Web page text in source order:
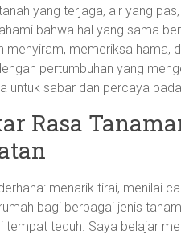
yang terjaga, air yang
bahwa hal yang sama
menyiram, memeriksa hama,
pertumbuhan yang
untuk sabar dan percaya
Rasa
menarik tirai, menilai
bagi berbagai jenis
tempat teduh. Saya belajar